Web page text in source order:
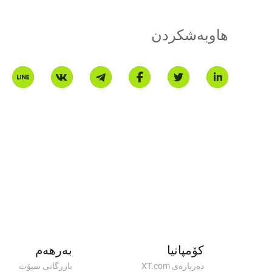
هاوبەشکردن
کۆمپانیا
دەربارەی XT.com
بەرهەم
بازرگانی سپۆت